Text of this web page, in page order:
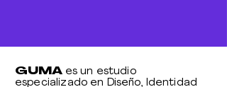
GUMA es un estudio
especializado en Diseño, Identidad